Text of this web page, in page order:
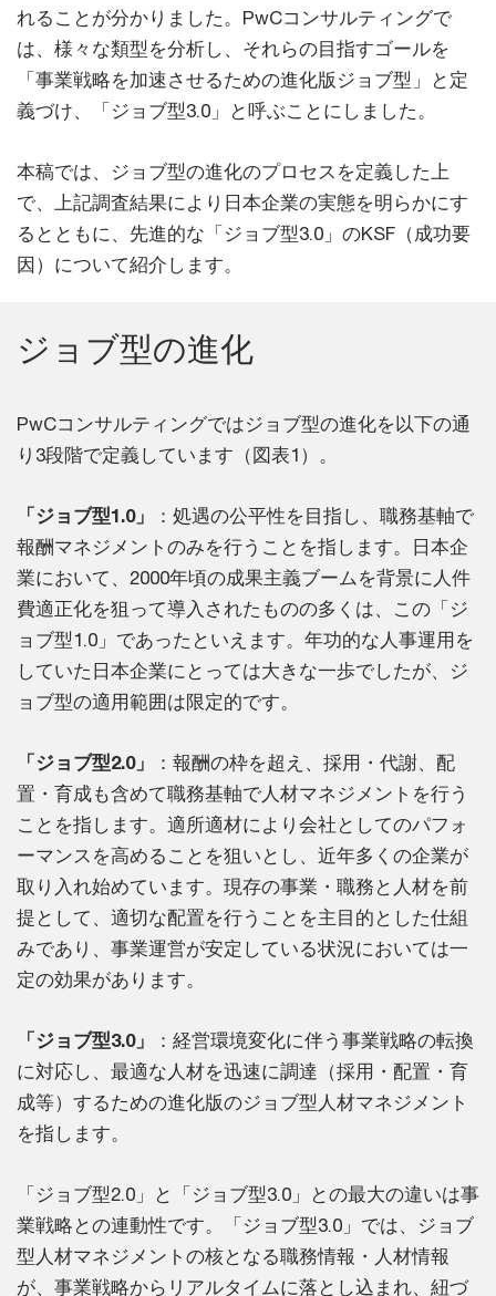
れることが分かりました。PwCコンサルティングで
は、様々な類型を分析し、それらの目指すゴールを
「事業戦略を加速させるための進化版ジョブ型」と定
義づけ、「ジョブ型3.0」と呼ぶことにしました。
本稿では、ジョブ型の進化のプロセスを定義した上
で、上記調査結果により日本企業の実態を明らかにす
るとともに、先進的な「ジョブ型3.0」のKSF（成功要
因）について紹介します。
ジョブ型の進化
PwCコンサルティングではジョブ型の進化を以下の通
り3段階で定義しています（図表1）。
「ジョブ型1.0」
：処遇の公平性を目指し、職務基軸で
報酬マネジメントのみを行うことを指します。日本企
業において、2000年頃の成果主義ブームを背景に人件
費適正化を狙って導入されたものの多くは、この「ジ
ョブ型1.0」であったといえます。年功的な人事運用を
していた日本企業にとっては大きな一歩でしたが、ジ
ョブ型の適用範囲は限定的です。
「ジョブ型2.0」
：報酬の枠を超え、採用・代謝、配
置・育成も含めて職務基軸で人材マネジメントを行う
ことを指します。適所適材により会社としてのパフォ
ーマンスを高めることを狙いとし、近年多くの企業が
取り入れ始めています。現存の事業・職務と人材を前
提として、適切な配置を行うことを主目的とした仕組
みであり、事業運営が安定している状況においては一
定の効果があります。
「ジョブ型3.0」
：経営環境変化に伴う事業戦略の転換
に対応し、最適な人材を迅速に調達（採用・配置・育
成等）するための進化版のジョブ型人材マネジメント
を指します。
「ジョブ型2.0」と「ジョブ型3.0」との最大の違いは事
業戦略との連動性です。「ジョブ型3.0」では、ジョブ
型人材マネジメントの核となる職務情報・人材情報
が、事業戦略からリアルタイムに落とし込まれ、紐づ